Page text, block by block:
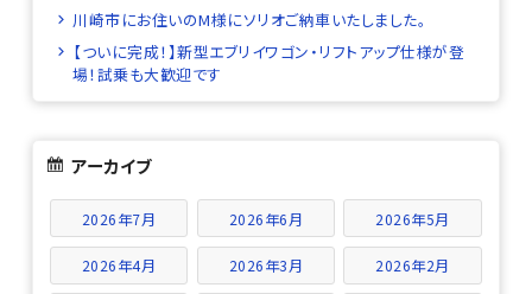
川崎市にお住いのM様にソリオご納車いたしました。
【ついに完成！】新型エブリイワゴン・リフトアップ仕様が登
場！試乗も大歓迎です
アーカイブ
2026年7月 2026年6月 2026年5月
2026年4月 2026年3月 2026年2月